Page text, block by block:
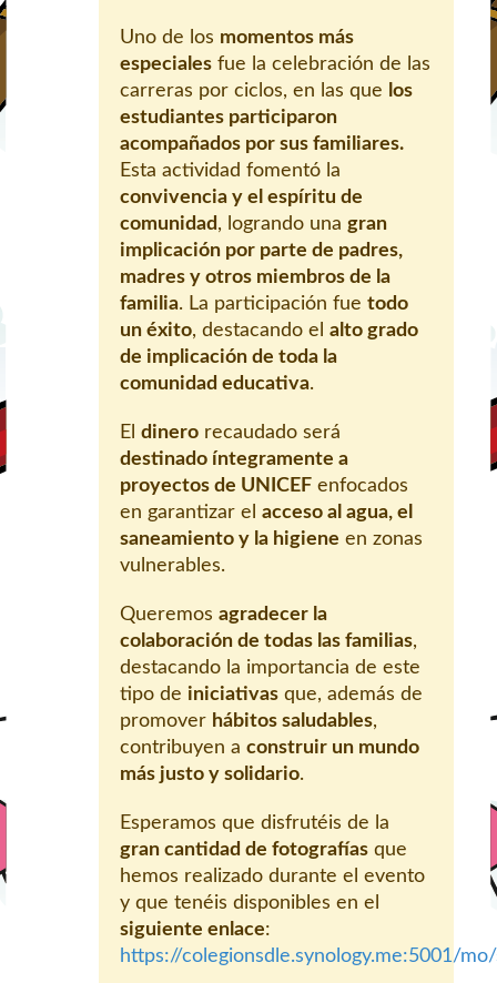
Uno de los momentos más
especiales fue la celebración de las
carreras por ciclos, en las que los
estudiantes participaron
acompañados por sus familiares.
Esta actividad fomentó la
convivencia y el espíritu de
comunidad, logrando una gran
implicación por parte de padres,
madres y otros miembros de la
familia. La participación fue todo
un éxito, destacando el alto grado
de implicación de toda la
comunidad educativa.
El dinero recaudado será
destinado íntegramente a
proyectos de UNICEF enfocados
en garantizar el acceso al agua, el
saneamiento y la higiene en zonas
vulnerables.
Queremos agradecer la
colaboración de todas las familias,
destacando la importancia de este
tipo de iniciativas que, además de
promover hábitos saludables,
contribuyen a construir un mundo
más justo y solidario.
Esperamos que disfrutéis de la
gran cantidad de fotografías que
hemos realizado durante el evento
y que tenéis disponibles en el
siguiente enlace:
https://colegionsdle.synology.me:5001/